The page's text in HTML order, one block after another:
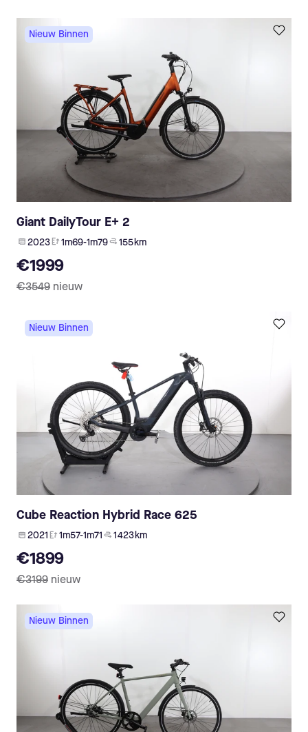
Nieuw Binnen
Giant DailyTour E+ 2
2023 1m69-1m79 155 km
€1999
€3549 nieuw
Nieuw Binnen
Cube Reaction Hybrid Race 625
2021 1m57-1m71 1 423 km
€1899
€3199 nieuw
Nieuw Binnen